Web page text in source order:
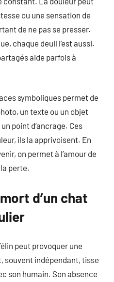
ou une sensation de
de ne pas se presser.
chaque deuil l’est aussi.
aide parfois à
symboliques permet de
un texte ou un objet
point d’ancrage. Ces
ils la apprivoisent. En
on permet à l’amour de
perte.
d’un chat
peut provoquer une
souvent indépendant, tisse
son humain. Son absence